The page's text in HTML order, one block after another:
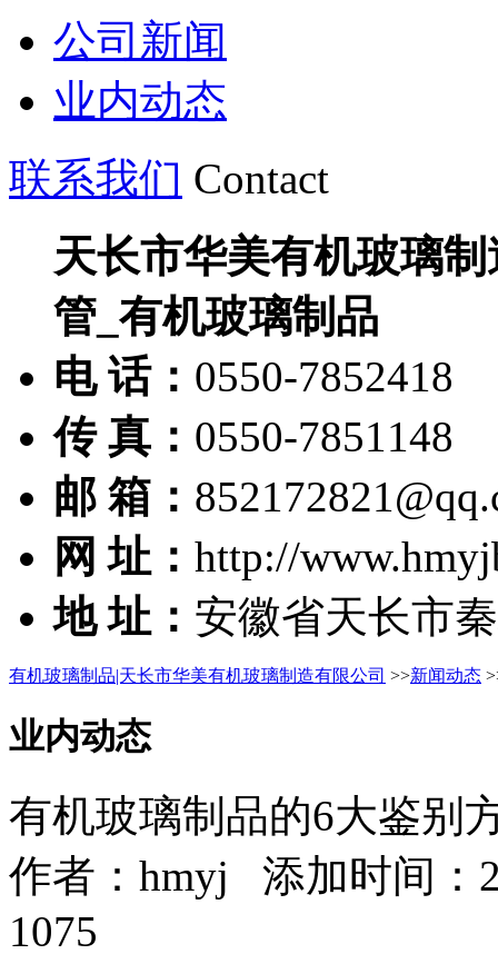
公司新闻
业内动态
联系我们 Contact
天长市华美有机玻璃
管_有机玻璃制品
电 话： 0550-7852418
传 真： 0550-7851148
邮 箱：
网 址： http://
地 址： 安徽省天长市
有机玻璃制品|天长市华美有机玻璃制造有限公司 >>新闻动态
业内动态
有机玻璃制品的6大鉴别
作者： hmyj 添加时间：
1075